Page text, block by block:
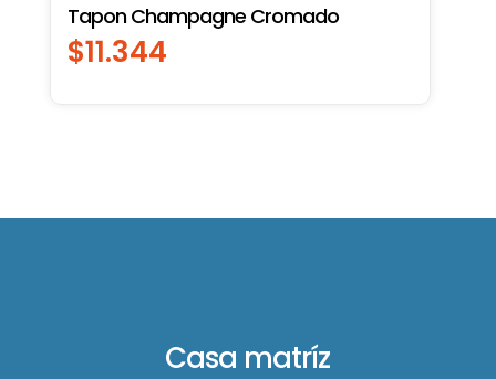
Tapon Champagne Cromado
$11.344
Casa matríz